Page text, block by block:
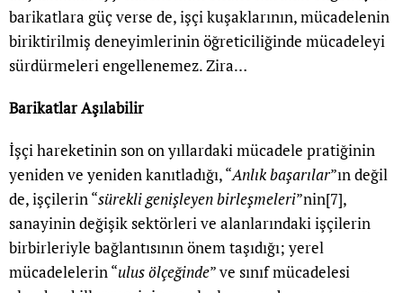
barikatlara güç verse de, işçi kuşaklarının, mücadelenin
biriktirilmiş deneyimlerinin öğreticiliğinde mücadeleyi
sürdürmeleri engellenemez. Zira…
Barikatlar Aşılabilir
İşçi hareketinin son on yıllardaki mücadele pratiğinin
yeniden ve yeniden kanıtladığı, “Anlık başarılar”ın değil
de, işçilerin “sürekli genişleyen birleşmeleri”nin[7],
sanayinin değişik sektörleri ve alanlarındaki işçilerin
birbirleriyle bağlantısının önem taşıdığı; yerel
mücadelelerin “ulus ölçeğinde” ve sınıf mücadelesi